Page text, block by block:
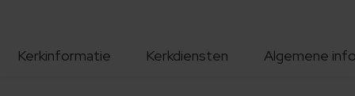
Kerkinformatie Kerkdiensten Algemene